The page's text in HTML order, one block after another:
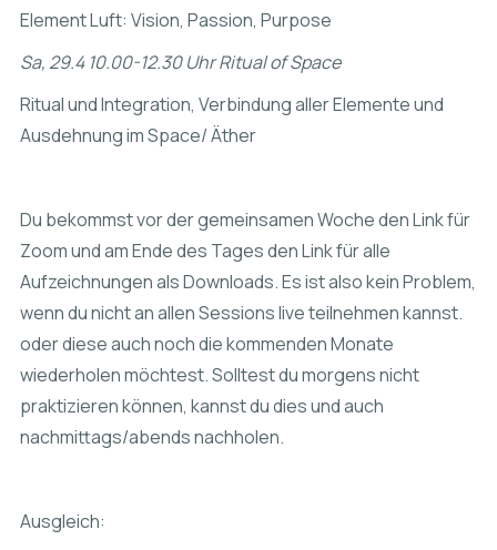
Element Luft: Vision, Passion, Purpose
Sa, 29.4 10.00-12.30 Uhr Ritual of Space
Ritual und Integration, Verbindung aller Elemente und
Ausdehnung im Space/ Äther
Du bekommst vor der gemeinsamen Woche den Link für
Zoom und am Ende des Tages den Link für alle
Aufzeichnungen als Downloads. Es ist also kein Problem,
wenn du nicht an allen Sessions live teilnehmen kannst.
oder diese auch noch die kommenden Monate
wiederholen möchtest. Solltest du morgens nicht
praktizieren können, kannst du dies und auch
nachmittags/abends nachholen.
Ausgleich: